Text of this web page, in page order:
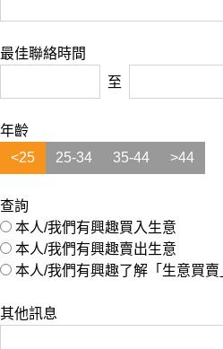
最佳聯絡時間
至
年齡
<25
25-34 35-44 >44
查詢
本人/我們有興趣買入生意
本人/我們有興趣賣出生意
本人/我們有興趣了解「生意買
其他訊息